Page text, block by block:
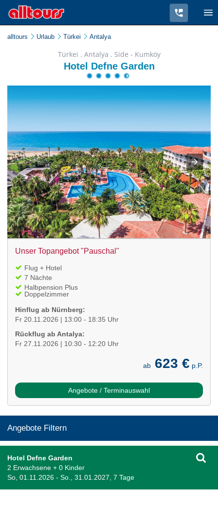
alltours Urlaub Türkei Antalya
Türkei . Antalya . Side - Kumköy
Hotel Defne Garden
Unser Topangebot "Pauschal"
Flug + Hotel
7 Nächte
Halbpension Plus
Doppelzimmer
Hinflug ab Nürnberg:
Fr 20.11.2026 | 13:00 - 18:35 Uhr
Rückflug ab Antalya:
Fr 27.11.2026 | 10:30 - 12:20 Uhr
ab 623 € p.P.
Angebote / Terminauswahl
Angebote Filtern
Hotel Defne Garden
2 Erwachsene + 0 Kinder
So, 01.11.2026 - So., 31.01.2027, 7 Tage